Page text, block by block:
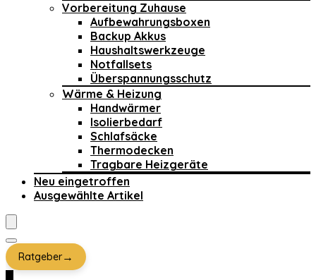
Vorbereitung Zuhause
Aufbewahrungsboxen
Backup Akkus
Haushaltswerkzeuge
Notfallsets
Überspannungsschutz
Wärme & Heizung
Handwärmer
Isolierbedarf
Schlafsäcke
Thermodecken
Tragbare Heizgeräte
Neu eingetroffen
Ausgewählte Artikel
Ratgeber→